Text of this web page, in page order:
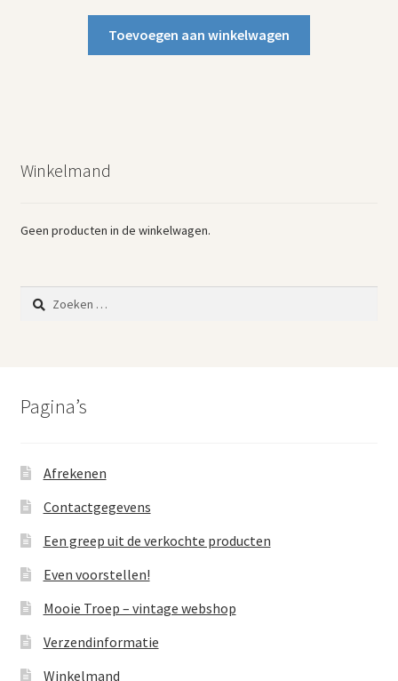
Toevoegen aan winkelwagen
Winkelmand
Geen producten in de winkelwagen.
Zoeken
naar:
Pagina’s
Afrekenen
Contactgegevens
Een greep uit de verkochte producten
Even voorstellen!
Mooie Troep – vintage webshop
Verzendinformatie
Winkelmand